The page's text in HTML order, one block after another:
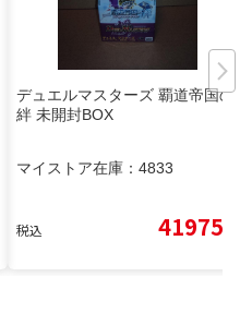
デュエルマスターズ 覇道帝国の
絆 未開封BOX
マイストア在庫： 4833
税込 41975